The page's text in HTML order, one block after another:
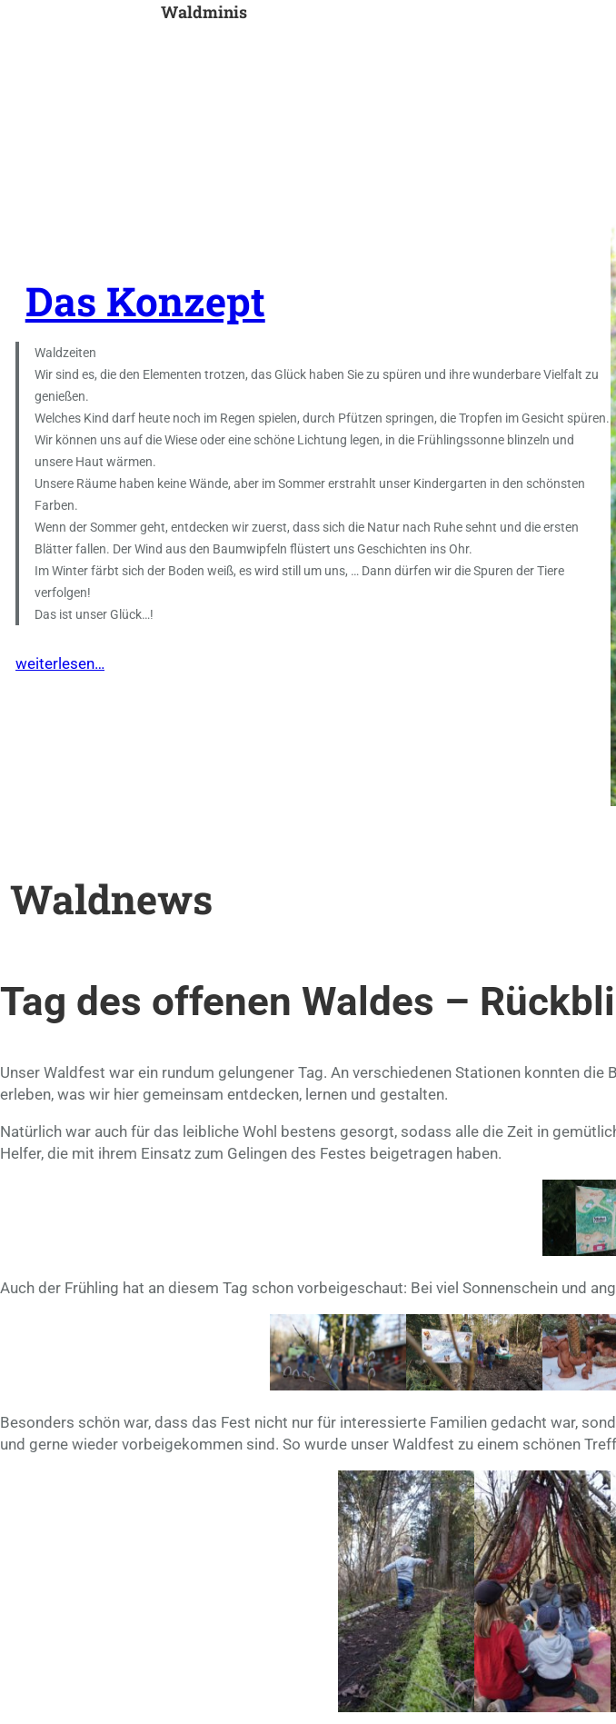
Waldminis
Das Konzept
Waldzeiten
Wir sind es, die den Elementen trotzen, das Glück haben Sie zu spüren und ihre wunderbare Vielfalt zu
genießen.
Welches Kind darf heute noch im Regen spielen, durch Pfützen springen, die Tropfen im Gesicht spüren.
Wir können uns auf die Wiese oder eine schöne Lichtung legen, in die Frühlingssonne blinzeln und
unsere Haut wärmen.
Unsere Räume haben keine Wände, aber im Sommer erstrahlt unser Kindergarten in den schönsten
Farben.
Wenn der Sommer geht, entdecken wir zuerst, dass sich die Natur nach Ruhe sehnt und die ersten
Blätter fallen. Der Wind aus den Baumwipfeln flüstert uns Geschichten ins Ohr.
Im Winter färbt sich der Boden weiß, es wird still um uns, … Dann dürfen wir die Spuren der Tiere
verfolgen!
Das ist unser Glück…!
weiterlesen…
Waldnews
Tag des offenen Waldes –
Unser Waldfest war ein rundum gelungener Tag. An verschiedenen Stationen konnten
erleben, was wir hier gemeinsam entdecken, lernen und gestalten.
Natürlich war auch für das leibliche Wohl bestens gesorgt, sodass alle die Zeit in
Helfer, die mit ihrem Einsatz zum Gelingen des Festes beigetragen haben.
Auch der Frühling hat an diesem Tag schon vorbeigeschaut: Bei viel Sonnenschein und
Besonders schön war, dass das Fest nicht nur für interessierte Familien gedacht war,
und gerne wieder vorbeigekommen sind. So wurde unser Waldfest zu einem schönen